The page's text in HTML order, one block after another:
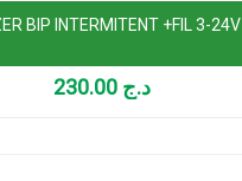
BIP INTERMITENT +FIL 3-24V
د.ج